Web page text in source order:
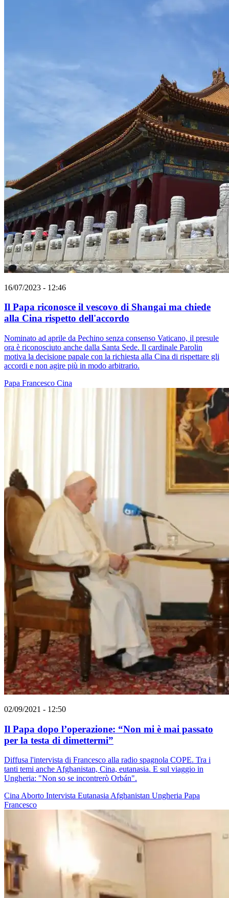
16/07/2023 - 12:46
Il Papa riconosce il vescovo di Shangai ma chiede
alla Cina rispetto dell'accordo
Nominato ad aprile da Pechino senza consenso Vaticano, il presule
ora è riconosciuto anche dalla Santa Sede. Il cardinale Parolin
motiva la decisione papale con la richiesta alla Cina di rispettare gli
accordi e non agire più in modo arbitrario.
Papa Francesco Cina
02/09/2021 - 12:50
Il Papa dopo l’operazione: “Non mi è mai passato
per la testa di dimettermi”
Diffusa l'intervista di Francesco alla radio spagnola COPE. Tra i
tanti temi anche Afghanistan, Cina, eutanasia. E sul viaggio in
Ungheria: "Non so se incontrerò Orbán".
CinaAborto Intervista EutanasiaAfghanistan Ungheria Papa
Francesco